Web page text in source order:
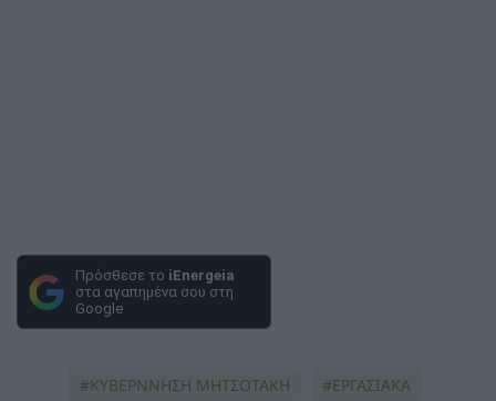
Πρόσθεσε το iEnergeia
στα αγαπημένα σου στη
Google
ΚΥΒΕΡΝΝΗΣΗ ΜΗΤΣΟΤΑΚΗ ΕΡΓΑΣΙΑΚΑ